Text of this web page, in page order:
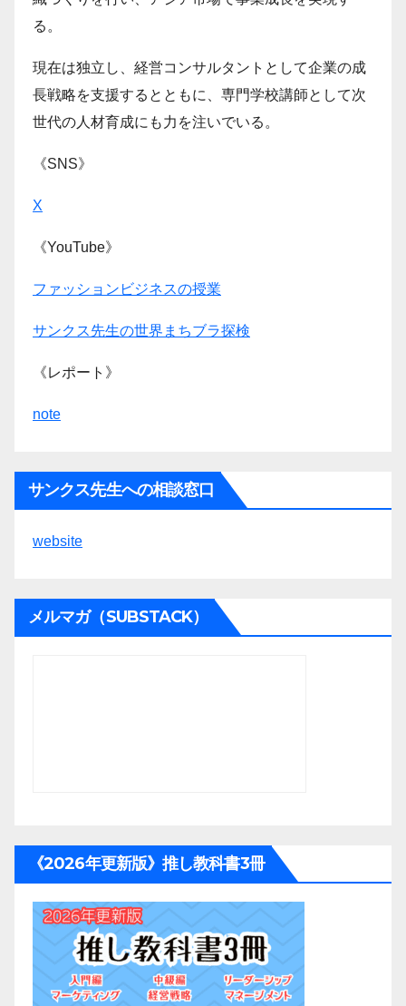
る。
現在は独立し、経営コンサルタントとして企業の成
長戦略を支援するとともに、専門学校講師として次
世代の人材育成にも力を注いでいる。
《SNS》
X
《YouTube》
ファッションビジネスの授業
サンクス先生の世界まちブラ探検
《レポート》
note
サンクス先生への相談窓口
website
メルマガ（SUBSTACK）
《2026年更新版》推し教科書3冊